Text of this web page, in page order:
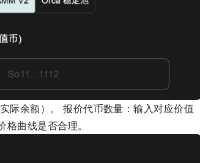
际余额）。 报价代币数量：输入对应价值
曲线是否合理。